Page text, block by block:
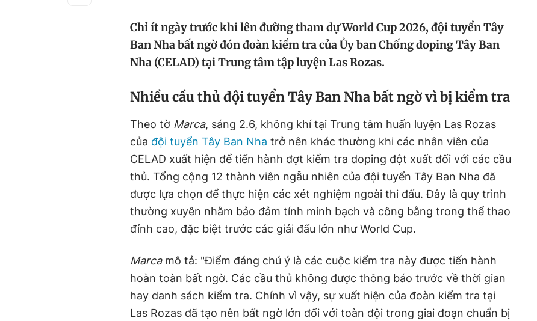
Chỉ ít ngày trước khi lên đường tham dự World Cup 2026, đội tuyển Tây
Ban Nha bất ngờ đón đoàn kiểm tra của Ủy ban Chống doping Tây Ban
Nha (CELAD) tại Trung tâm tập luyện Las Rozas.
Nhiều cầu thủ đội tuyển Tây Ban Nha bất ngờ vì bị kiểm tra
Theo tờ Marca, sáng 2.6, không khí tại Trung tâm huấn luyện Las Rozas
của đội tuyển Tây Ban Nha trở nên khác thường khi các nhân viên của
CELAD xuất hiện để tiến hành đợt kiểm tra doping đột xuất đối với các cầu
thủ. Tổng cộng 12 thành viên ngẫu nhiên của đội tuyển Tây Ban Nha đã
được lựa chọn để thực hiện các xét nghiệm ngoài thi đấu. Đây là quy trình
thường xuyên nhằm bảo đảm tính minh bạch và công bằng trong thể thao
đỉnh cao, đặc biệt trước các giải đấu lớn như World Cup.
Marcamô tả: "Điểm đáng chú ý là các cuộc kiểm tra này được tiến hành
hoàn toàn bất ngờ. Các cầu thủ không được thông báo trước về thời gian
hay danh sách kiểm tra. Chính vì vậy, sự xuất hiện của đoàn kiểm tra tại
Las Rozas đã tạo nên bất ngờ lớn đối với toàn đội trong giai đoạn chuẩn bị